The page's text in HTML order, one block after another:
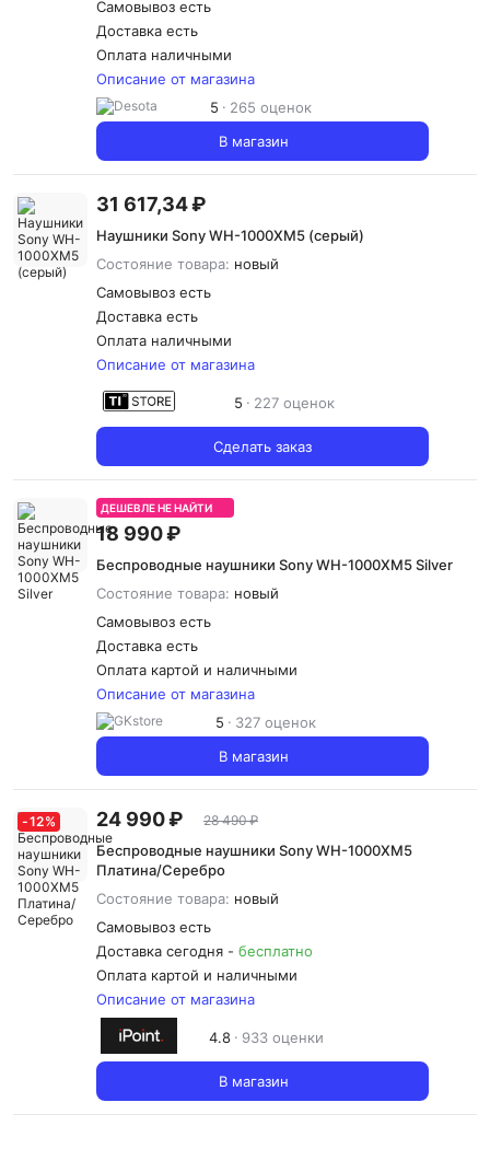
Самовывоз есть
Доставка есть
Оплата наличными
Описание от магазина
5
265 оценок
В магазин
31 617,34 ₽
Наушники Sony WH-1000XM5 (серый)
Состояние товара: новый
Самовывоз есть
Доставка есть
Оплата наличными
Описание от магазина
5 227 оценок
Сделать заказ
ДЕШЕВЛЕ НЕ НАЙТИ
18 990 ₽
Беспроводные наушники Sony WH-1000XM5 Silver
Состояние товара: новый
Самовывоз есть
Доставка есть
Оплата картой и наличными
Описание от магазина
5
327 оценок
В магазин
-12% 24 990 ₽ 28 490 ₽
Беспроводные наушники Sony WH-1000XM5
Платина/Серебро
Состояние товара: новый
Самовывоз есть
Доставка сегодня - бесплатно
Оплата картой и наличными
Описание от магазина
4.8 933 оценки
В магазин